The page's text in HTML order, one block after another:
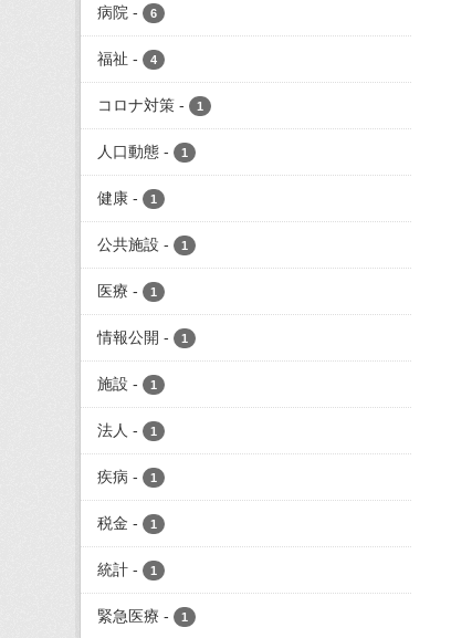
病院 - 6
福祉 - 4
コロナ対策 - 1
人口動態 - 1
健康 - 1
公共施設 - 1
医療 - 1
情報公開 - 1
施設 - 1
法人 - 1
疾病 - 1
税金 - 1
統計 - 1
緊急医療 - 1